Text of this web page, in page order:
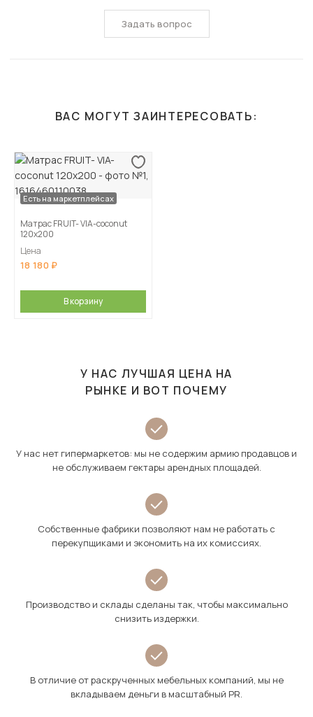
Задать вопрос
ВАС МОГУТ ЗАИНТЕРЕСОВАТЬ:
Есть на маркетплейсах
Матрас FRUIT- VIA-coconut
120х200
Цена
18 180
В корзину
У НАС ЛУЧШАЯ ЦЕНА НА
РЫНКЕ И ВОТ ПОЧЕМУ
У нас нет гипермаркетов: мы не содержим армию продавцов и
не обслуживаем гектары арендных площадей.
Собственные фабрики позволяют нам не работать с
перекупщиками и экономить на их комиссиях.
Производство и склады сделаны так, чтобы максимально
снизить издержки.
В отличие от раскрученных мебельных компаний, мы не
вкладываем деньги в масштабный PR.